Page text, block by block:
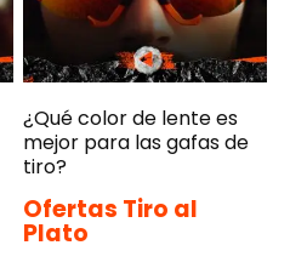
¿Qué color de lente es
mejor para las gafas de
tiro?
Ofertas Tiro al
Plato